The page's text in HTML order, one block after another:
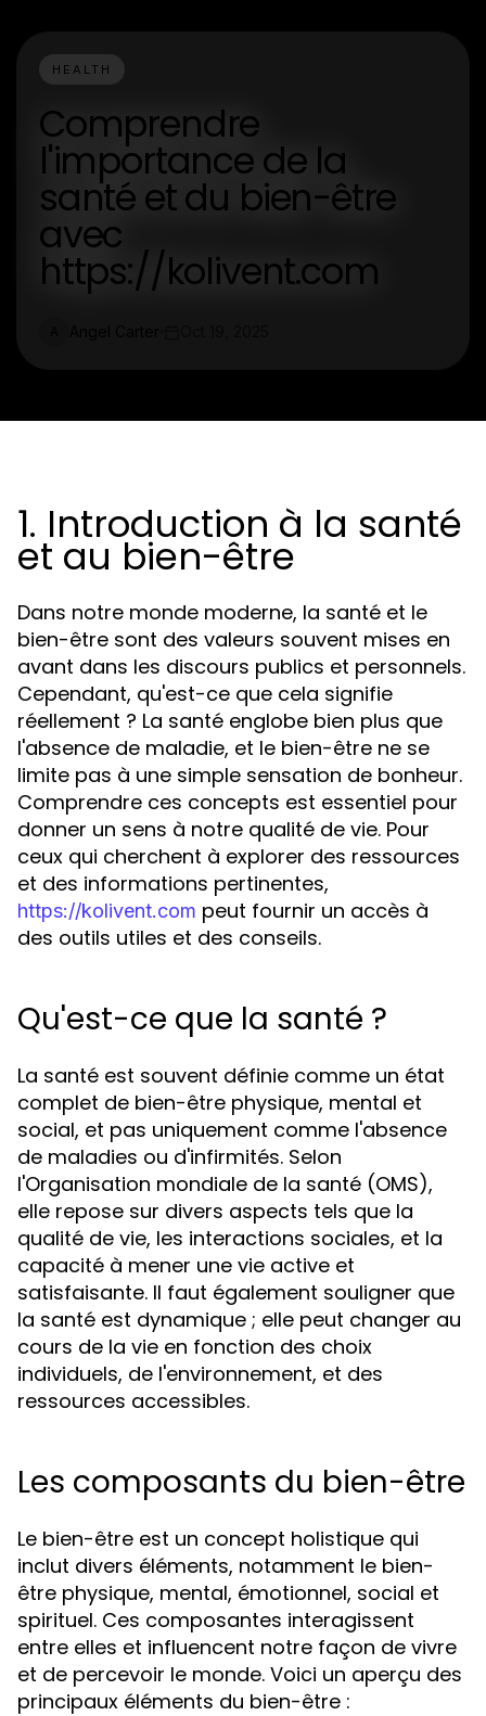
HEALTH
Comprendre
l'importance de la
santé et du bien-être
avec
https://kolivent.com
1. Introduction à la santé
et au bien-être
Dans notre monde moderne, la santé et le
bien-être sont des valeurs souvent mises en
avant dans les discours publics et personnels.
Cependant, qu'est-ce que cela signifie
réellement ? La santé englobe bien plus que
l'absence de maladie, et le bien-être ne se
limite pas à une simple sensation de bonheur.
Comprendre ces concepts est essentiel pour
donner un sens à notre qualité de vie. Pour
ceux qui cherchent à explorer des ressources
et des informations pertinentes,
https://kolivent.com peut fournir un accès à
des outils utiles et des conseils.
Qu'est-ce que la santé ?
La santé est souvent définie comme un état
complet de bien-être physique, mental et
social, et pas uniquement comme l'absence
de maladies ou d'infirmités. Selon
l'Organisation mondiale de la santé (OMS),
elle repose sur divers aspects tels que la
qualité de vie, les interactions sociales, et la
capacité à mener une vie active et
satisfaisante. Il faut également souligner que
la santé est dynamique ; elle peut changer au
cours de la vie en fonction des choix
individuels, de l'environnement, et des
ressources accessibles.
Les composants du bien-être
Le bien-être est un concept holistique qui
inclut divers éléments, notamment le bien-
être physique, mental, émotionnel, social et
spirituel. Ces composantes interagissent
entre elles et influencent notre façon de vivre
et de percevoir le monde. Voici un aperçu des
principaux éléments du bien-être :